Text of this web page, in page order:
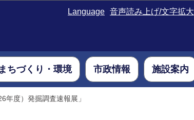
Language 音声読み上げ/文字拡大
まちづくり・環境 市政情報 施設案内
年度）発掘調査速報展」